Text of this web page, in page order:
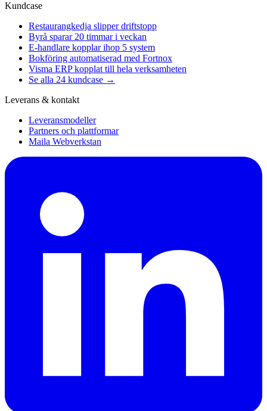
Kundcase
Restaurangkedja slipper driftstopp
Byrå sparar 20 timmar i veckan
E-handlare kopplar ihop 5 system
Bokföring automatiserad med Fortnox
Visma ERP kopplat till hela verksamheten
Se alla 24 kundcase →
Leverans & kontakt
Leveransmodeller
Partners och plattformar
Maila Webverkstan